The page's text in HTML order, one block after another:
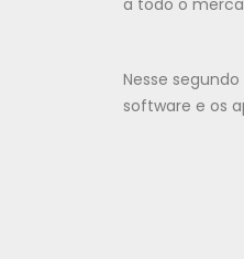
a todo o
Nesse
software e os